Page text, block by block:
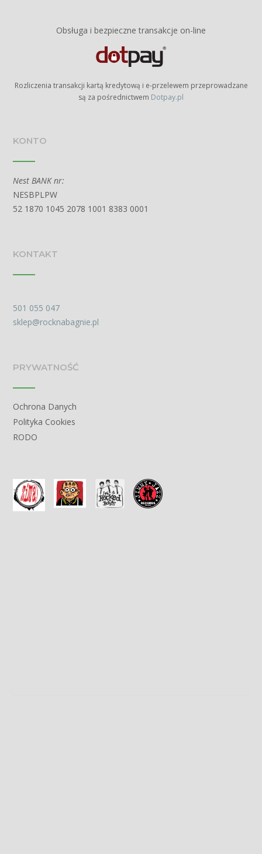
Obsługa i bezpieczne transakcje on-line
Rozliczenia transakcji kartą kredytową i e-przelewem przeprowadzane
są za pośrednictwem Dotpay.pl
KONTO
Nest BANK nr:
NESBPLPW
52 1870 1045 2078 1001 8383 0001
KONTAKT
501 055 047
sklep@rocknabagnie.pl
PRYWATNOŚĆ
Ochrona Danych
Polityka Cookies
RODO